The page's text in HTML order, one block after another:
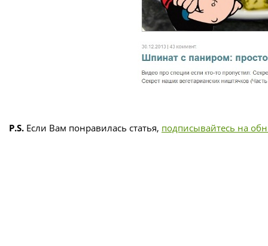
P.S. Если Вам понравилась статья, подписывайтесь на